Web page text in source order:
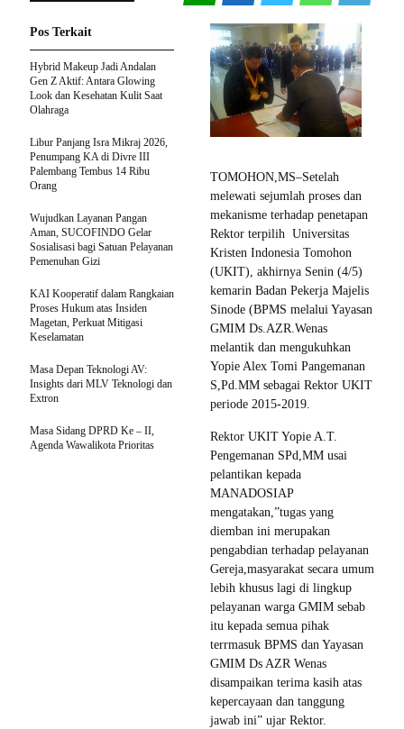
TOMOHON,MS–Setelah
melewati sejumlah proses dan
mekanisme terhadap penetapan
Rektor terpilih Universitas
Kristen Indonesia Tomohon
(UKIT), akhirnya Senin (4/5)
kemarin Badan Pekerja Majelis
Sinode (BPMS melalui Yayasan
GMIM Ds.AZR.Wenas
melantik dan mengukuhkan
Yopie Alex Tomi Pangemanan
S,Pd.MM sebagai Rektor UKIT
periode 2015-2019.
Rektor UKIT Yopie A.T.
Pengemanan SPd,MM usai
pelantikan kepada
MANADOSIAP
mengatakan,”tugas yang
diemban ini merupakan
pengabdian terhadap pelayanan
Gereja,masyarakat secara umum
lebih khusus lagi di lingkup
pelayanan warga GMIM sebab
itu kepada semua pihak
terrmasuk BPMS dan Yayasan
GMIM Ds AZR Wenas
disampaikan terima kasih atas
kepercayaan dan tanggung
jawab ini” ujar Rektor.
Pos Terkait
Hybrid Makeup Jadi Andalan
Gen Z Aktif: Antara Glowing
Look dan Kesehatan Kulit Saat
Olahraga
Libur Panjang Isra Mikraj 2026,
Penumpang KA di Divre III
Palembang Tembus 14 Ribu
Orang
Wujudkan Layanan Pangan
Aman, SUCOFINDO Gelar
Sosialisasi bagi Satuan Pelayanan
Pemenuhan Gizi
KAI Kooperatif dalam Rangkaian
Proses Hukum atas Insiden
Magetan, Perkuat Mitigasi
Keselamatan
Masa Depan Teknologi AV:
Insights dari MLV Teknologi dan
Extron
Masa Sidang DPRD Ke – II,
Agenda Wawalikota Prioritas